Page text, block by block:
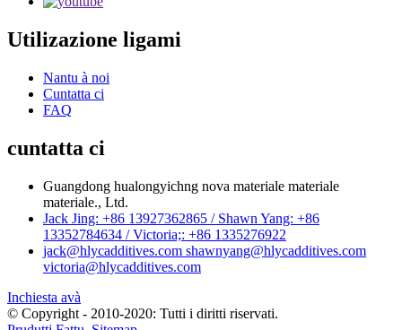
Utilizazione ligami
Nantu à noi
Cuntatta ci
FAQ
cuntatta ci
Guangdong hualongyichng nova materiale materiale
materiale., Ltd.
Jack Jing: +86 13927362865 / Shawn Yang: +86
13352784634 / Victoria;: +86 1335276922
jack@hlycadditives.com shawnyang@hlycadditives.com
victoria@hlycadditives.com
Inchiesta avà
© Copyright - 2010-2020: Tutti i diritti riservati.